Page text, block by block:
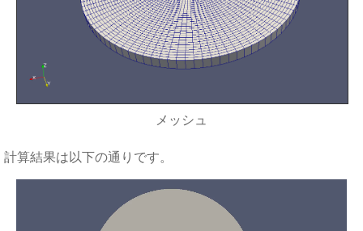
メッシュ
計算結果は以下の通りです。